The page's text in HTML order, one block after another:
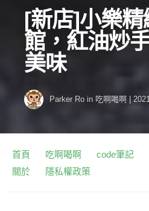
[新店]小樂精
館，紅油炒
美味
Parker Ro in 吃啊喝啊
首頁 吃啊喝啊 code筆記
關於
隱私權政策